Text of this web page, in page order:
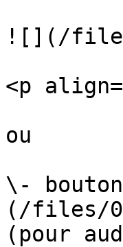
![](/files/
<p
ou
\-
(/files/
(pour